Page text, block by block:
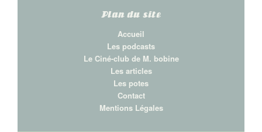
Plan du site
Accueil
Les podcasts
Le Ciné-club de M. bobine
Les articles
Les potes
Contact
Mentions Légales